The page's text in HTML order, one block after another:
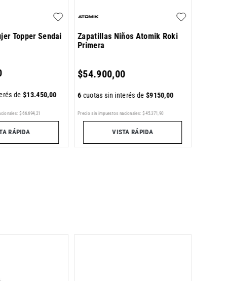
Topper Sendai
de$13.450,00
$ 66 .694 21
RÁPIDA
Zapatillas Niños Atomik Roki
Primera
$54.900,00
6cuotas sin interés de$9150,00
Precio sin impuestos nacionales: $ 45 .371 90
VISTA RÁPIDA